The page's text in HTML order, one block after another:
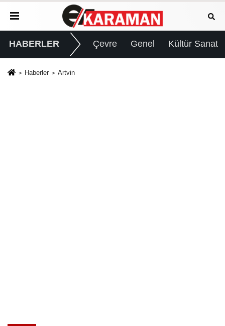
HABERLER Çevre Genel Kültür Sanat
Haberler Artvin